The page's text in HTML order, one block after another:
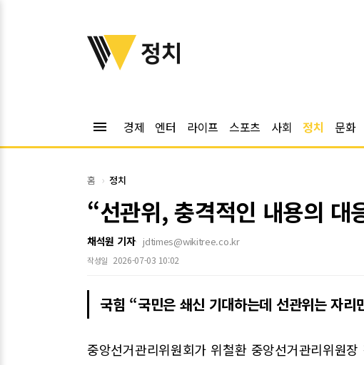
위키트리
정치
menu 경제 엔터 라이프 스포츠 사회 정치 문화
홈 정치
“선관위, 충격적인 내용의 대
채석원 기자 jdtimes@wikitree.co.kr
작성일 2026-07-03 10:02
국힘 “국민은 쇄신 기대하는데 선관위는 자리
중앙선거관리위원회가 위철환 중앙선거관리위원